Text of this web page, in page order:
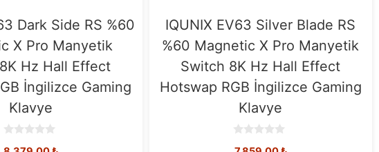
Dark Side RS %60
X Pro Manyetik
Hz Hall Effect
İngilizce Gaming
Klavye
IQUNIX EV63 Silver Blade RS
%60 Magnetic X Pro Manyetik
Switch 8K Hz Hall Effect
Hotswap RGB İngilizce Gaming
Klavye